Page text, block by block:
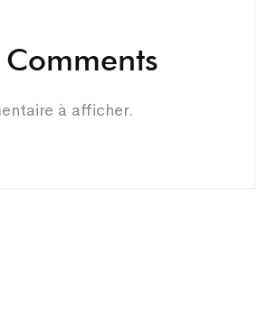
Comments
à afficher.